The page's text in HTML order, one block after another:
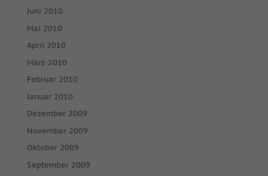
Juni 2010
Mai 2010
April 2010
März 2010
Februar 2010
Januar 2010
Dezember 2009
November 2009
Oktober 2009
September 2009